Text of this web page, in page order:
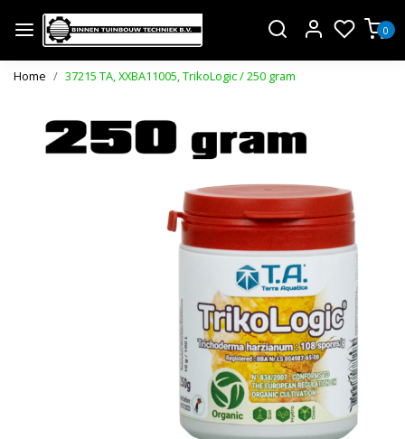
0
Home 37215 TA, XXBA11005, TrikoLogic / 250 gram